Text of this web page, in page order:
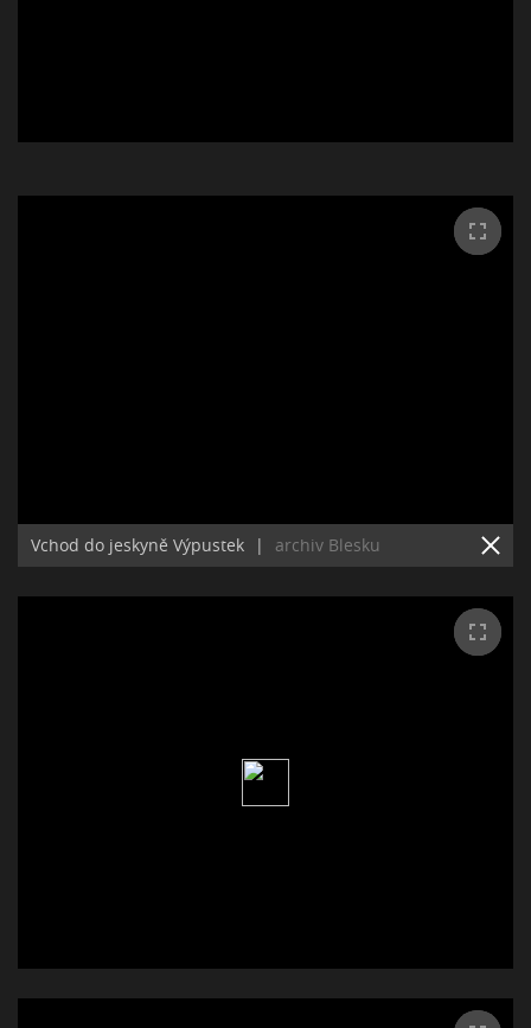
Vchod do jeskyně Výpustek | archiv Blesku